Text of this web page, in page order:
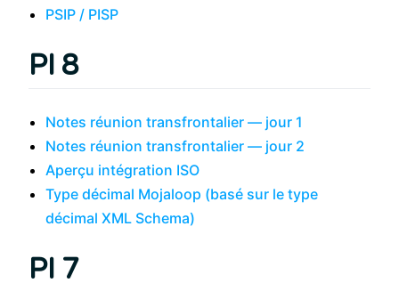
PSIP / PISP
PI 8
Notes réunion transfrontalier — jour 1
Notes réunion transfrontalier — jour 2
Aperçu intégration ISO
Type décimal Mojaloop (basé sur le type
décimal XML Schema)
PI 7